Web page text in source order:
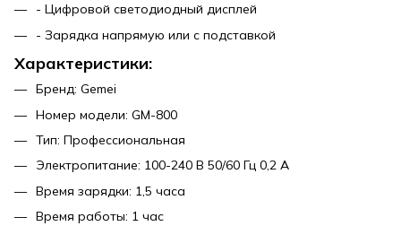
- Цифровой светодиодный дисплей
- Зарядка напрямую или с подставкой
Характеристики:
Бренд: Gemei
Номер модели: GM-800
Тип: Профессиональная
Электропитание: 100-240 В 50/60 Гц 0,2 А
Время зарядки: 1,5 часа
Время работы: 1 час